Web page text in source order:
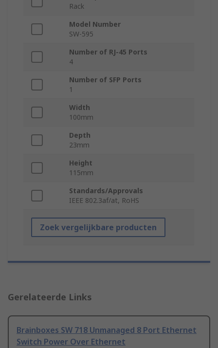
Rack
Model Number
SW-595
Number of RJ-45 Ports
4
Number of SFP Ports
1
Width
100mm
Depth
23mm
Height
115mm
Standards/Approvals
IEEE 802.3af/at, RoHS
Zoek vergelijkbare producten
Gerelateerde Links
Brainboxes SW 718 Unmanaged 8 Port Ethernet
Switch Power Over Ethernet